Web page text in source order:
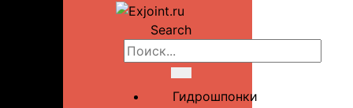
Search
Гидрошпонки